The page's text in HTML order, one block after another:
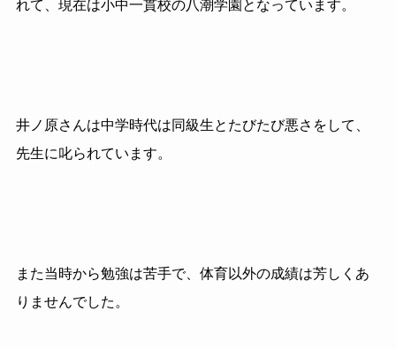
れて、現在は小中一貫校の八潮学園となっています。
井ノ原さんは中学時代は同級生とたびたび悪さをして、
先生に叱られています。
また当時から勉強は苦手で、体育以外の成績は芳しくあ
りませんでした。